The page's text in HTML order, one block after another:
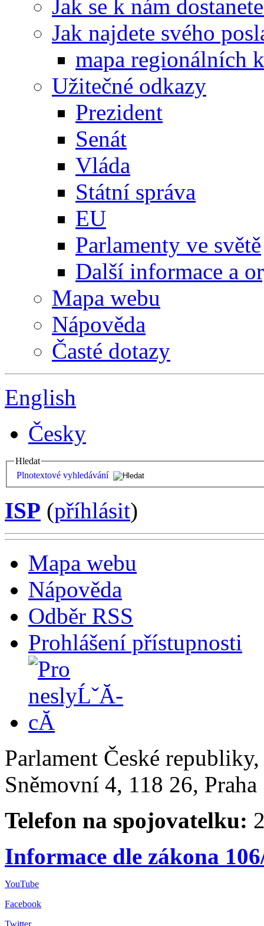
Jak se k nám
Jak najdete svého
mapa regionálních
Užitečné odkazy
Prezident
Senát
Vláda
Státní správa
EU
Parlamenty ve světě
Další informace a
Mapa webu
Nápověda
Časté dotazy
English
Česky
Hledat
Plnotextové vyhledávání
ISP (příhlásit)
Mapa webu
Nápověda
Odběr RSS
Prohlášení přístupnosti
Parlament České
Sněmovní 4, 118 26,
Telefon na spojovatelku:
Informace dle zákona
YouTube
Facebook
Twitter